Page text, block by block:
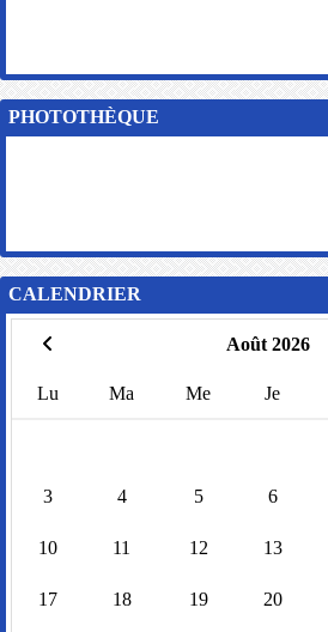
PHOTOTHÈQUE
CALENDRIER
Août 2026
Lu Ma Me Je
3 4 5 6
10 11 12 13
17 18 19 20